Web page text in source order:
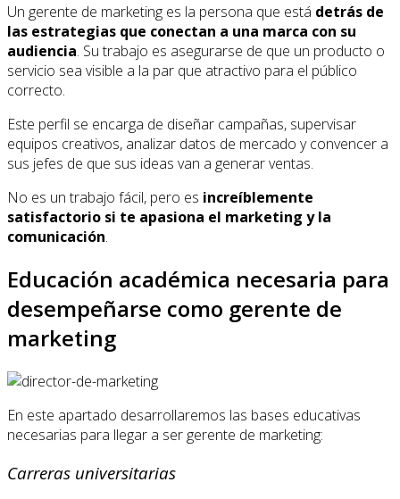
Un gerente de marketing es la persona que está detrás de
las estrategias que conectan a una marca con su
audiencia. Su trabajo es asegurarse de que un producto o
servicio sea visible a la par que atractivo para el público
correcto.
Este perfil se encarga de diseñar campañas, supervisar
equipos creativos, analizar datos de mercado y convencer a
sus jefes de que sus ideas van a generar ventas.
No es un trabajo fácil, pero es increíblemente
satisfactorio si te apasiona el marketing y la
comunicación.
Educación académica necesaria para
desempeñarse como gerente de
marketing
En este apartado desarrollaremos las bases educativas
necesarias para llegar a ser gerente de marketing:
Carreras universitarias